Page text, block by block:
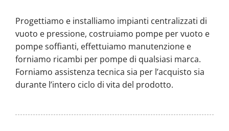
Progettiamo e installiamo impianti centralizzati di
vuoto e pressione, costruiamo pompe per vuoto e
pompe soffianti, effettuiamo manutenzione e
forniamo ricambi per pompe di qualsiasi marca.
Forniamo assistenza tecnica sia per l’acquisto sia
durante l’intero ciclo di vita del prodotto.